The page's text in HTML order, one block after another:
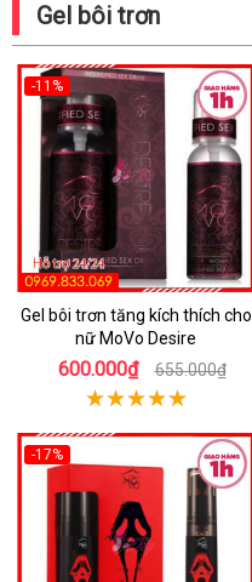
Gel bôi trơn
-11%
Gel bôi trơn tăng kích thích cho
nữ MoVo Desire
600.000₫ 655.000₫
-17%